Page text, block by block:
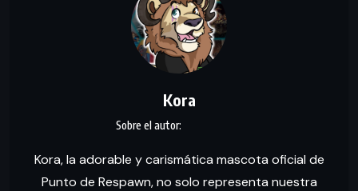
Kora
Kora, la adorable y carismática mascota oficial de
Punto de Respawn, no solo representa nuestra